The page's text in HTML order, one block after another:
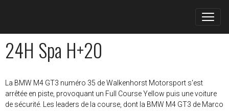
24H Spa H+20
La BMW M4 GT3 numéro 35 de Walkenhorst Motorsport s'est
arrêtée en piste, provoquant un Full Course Yellow puis une voiture
de sécurité. Les leaders de la course, dont la BMW M4 GT3 de Marco